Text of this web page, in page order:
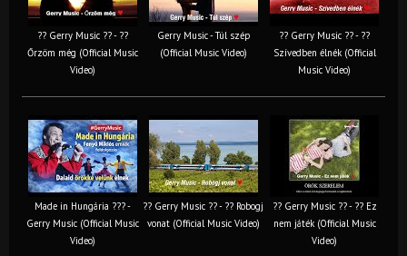
?? Gerry Music ?? - ??
Őrzöm még (Official Music
Video)
Gerry Music - Túl szép
(Official Music Video)
?? Gerry Music ?? - ??
Szívedben élnék (Official
Music Video)
Made in Hungária ??? -
Gerry Music (Official Music
Video)
?? Gerry Music ?? - ?? Robogj
vonat (Official Music Video)
?? Gerry Music ?? - ?? Ez
nem játék (Official Music
Video)